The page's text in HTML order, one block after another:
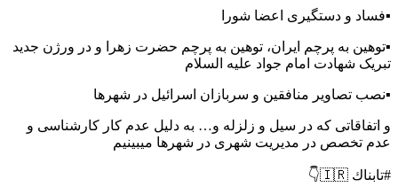
▪️فساد و دستگیری اعضا شورا
▪️توهین به پرچم ایران، توهین به پرچم حضرت زهرا و در ورژن جدید
تبریک شهادت امام جواد علیه السلام
▪️نصب تصاویر منافقین و سربازان اسرائیل در شهرها
و اتفاقاتی که در سیل و زلزله و… به دلیل عدم کار کارشناسی و
عدم تخصص در مدیریت شهری در شهرها میبینیم
#تابناك 🇮🇷👇